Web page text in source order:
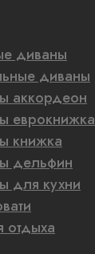
диваны
диваны
аккордеон
еврокнижка
книжка
дельфин
для кухни
отдыха